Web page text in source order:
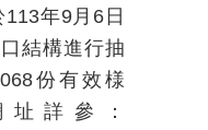
113年9月 6 日
結構進行抽
份有效様
詳參：